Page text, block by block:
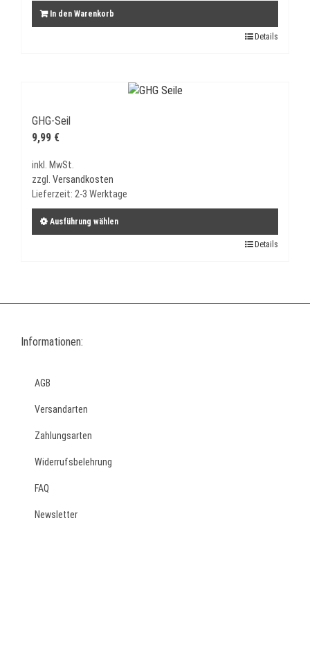
In den Warenkorb
Details
GHG-Seil
9,99 €
inkl. MwSt.
zzgl. Versandkosten
Lieferzeit: 2-3 Werktage
Ausführung wählen
Die
können
der
Produktseite
gewählt
werden
Details
Informationen:
AGB
Versandarten
Zahlungsarten
Widerrufsbelehrung
FAQ
Newsletter